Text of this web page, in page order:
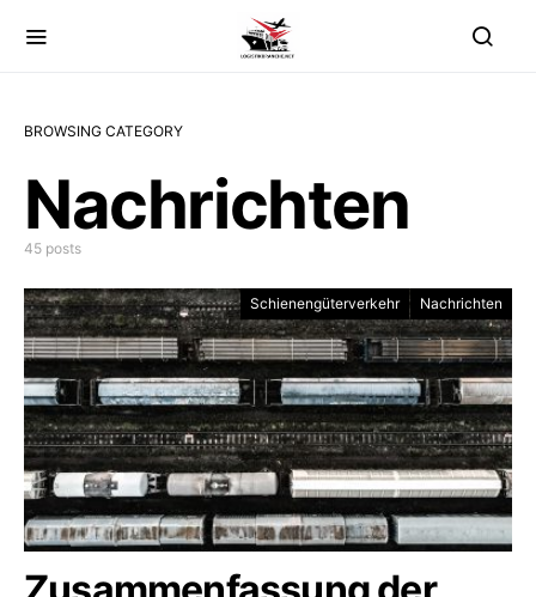
BROWSING CATEGORY
Nachrichten
45 posts
Schienengüterverkehr Nachrichten